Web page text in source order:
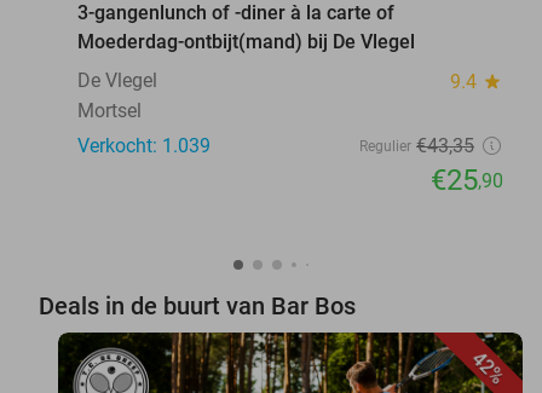
3-gangenlunch of -diner à la carte of
Moederdag-ontbijt(mand) bij De Vlegel
De Vlegel
9.4 star
Mortsel
Verkocht: 1.039
Regulier €43,35
€25,90
Deals in de buurt van Bar Bos
42%